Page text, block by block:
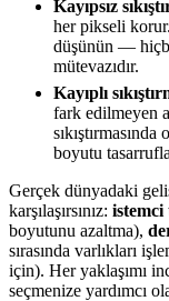
Kayıpsız
her pikseli
düşünün —
mütevazıdır.
Kayıplı
fark edilmeyen
boyutu
Gerçek dünyadaki
karşılaşırsınız: istemci
boyutunu azaltma),
sırasında varlıkları
için). Her yaklaşımı
seçmenize yardımcı